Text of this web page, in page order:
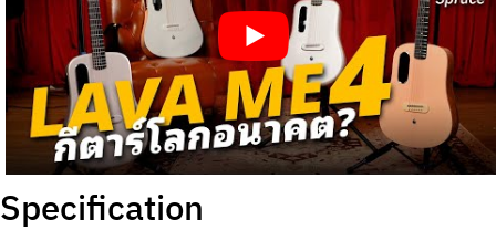
Specification